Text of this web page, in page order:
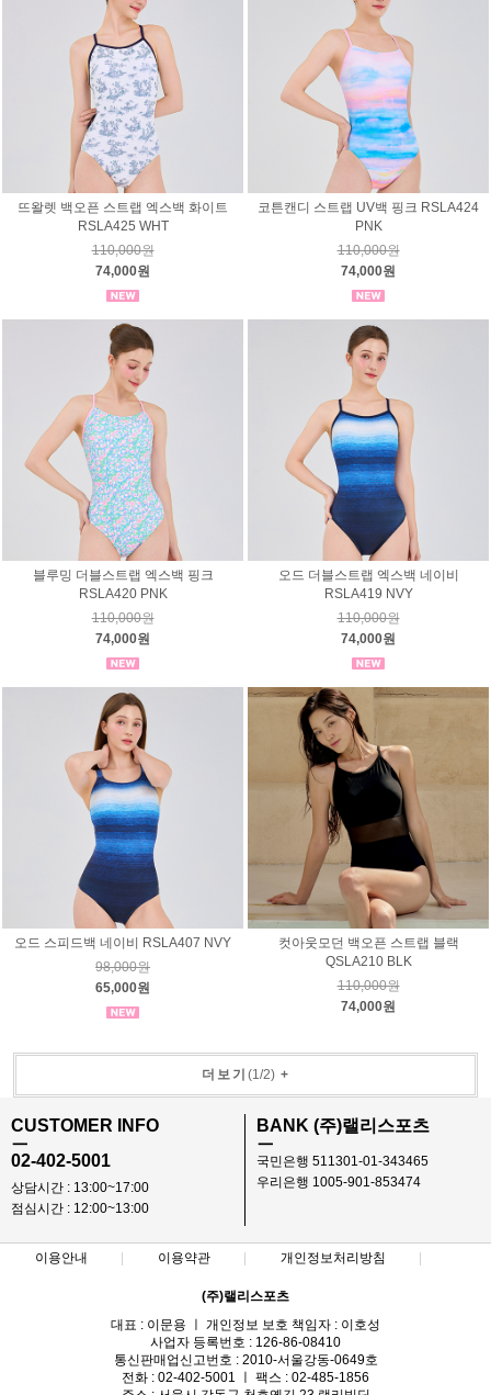
뜨왈렛 백오픈 스트랩 엑스백 화이트
RSLA425 WHT
110,000원
74,000원
코튼캔디 스트랩 UV백 핑크 RSLA424
PNK
110,000원
74,000원
블루밍 더블스트랩 엑스백 핑크
RSLA420 PNK
110,000원
74,000원
오드 더블스트랩 엑스백 네이비
RSLA419 NVY
110,000원
74,000원
오드 스피드백 네이비 RSLA407 NVY
98,000원
65,000원
컷아웃모던 백오픈 스트랩 블랙
QSLA210 BLK
110,000원
74,000원
더보기 (1/2)+
CUSTOMER INFO
ㅡ
02-402-5001
상담시간 : 13:00~17:00
점심시간 : 12:00~13:00
BANK (주)랠리스포츠
ㅡ
국민은행 511301-01-343465
우리은행 1005-901-853474
이용안내 이용약관 개인정보처리방침
(주)랠리스포츠
대표 : 이문용 ㅣ 개인정보 보호 책임자 : 이호성
사업자 등록번호 : 126-86-08410
통신판매업신고번호 : 2010-서울강동-0649호
전화 : 02-402-5001 ㅣ 팩스 : 02-485-1856